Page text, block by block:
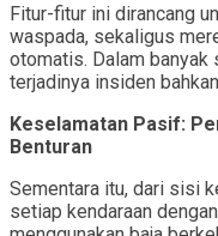
Fitur-fitur ini dirancang
waspada, sekaligus
otomatis. Dalam
terjadinya insiden
Keselamatan Pasif:
Benturan
Sementara itu, dari sisi
setiap kendaraan